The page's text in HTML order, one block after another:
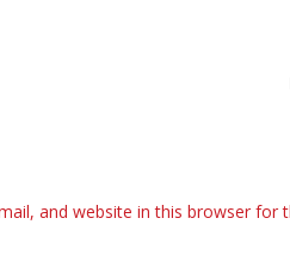
and website in this browser for